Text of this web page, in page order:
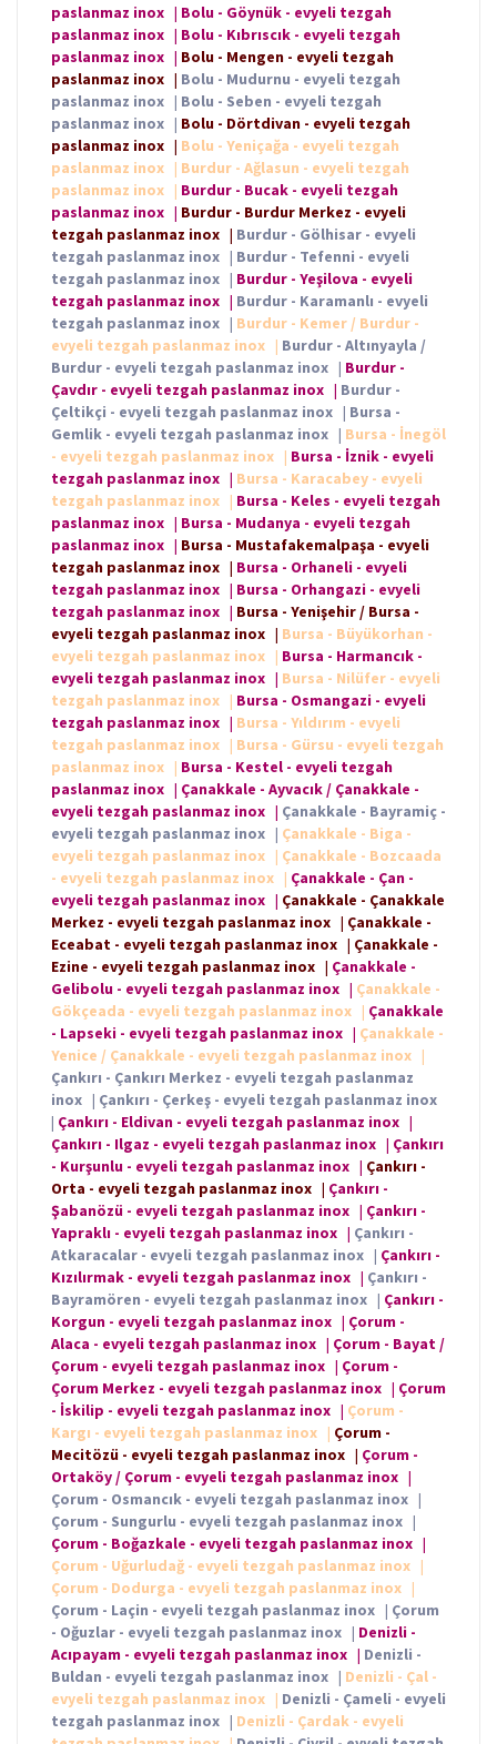
paslanmaz inox | Bolu - Göynük - evyeli tezgah
paslanmaz inox | Bolu - Kıbrıscık - evyeli tezgah
paslanmaz inox | Bolu - Mengen - evyeli tezgah
paslanmaz inox | Bolu - Mudurnu - evyeli tezgah
paslanmaz inox | Bolu - Seben - evyeli tezgah
paslanmaz inox | Bolu - Dörtdivan - evyeli tezgah
paslanmaz inox | Bolu - Yeniçağa - evyeli tezgah
paslanmaz inox | Burdur - Ağlasun - evyeli tezgah
paslanmaz inox | Burdur - Bucak - evyeli tezgah
paslanmaz inox | Burdur - Burdur Merkez - evyeli
tezgah paslanmaz inox | Burdur - Gölhisar - evyeli
tezgah paslanmaz inox | Burdur - Tefenni - evyeli
tezgah paslanmaz inox | Burdur - Yeşilova - evyeli
tezgah paslanmaz inox | Burdur - Karamanlı - evyeli
tezgah paslanmaz inox | Burdur - Kemer / Burdur -
evyeli tezgah paslanmaz inox | Burdur - Altınyayla /
Burdur - evyeli tezgah paslanmaz inox | Burdur -
Çavdır - evyeli tezgah paslanmaz inox | Burdur -
Çeltikçi - evyeli tezgah paslanmaz inox | Bursa -
Gemlik - evyeli tezgah paslanmaz inox | Bursa - İnegöl
- evyeli tezgah paslanmaz inox | Bursa - İznik - evyeli
tezgah paslanmaz inox | Bursa - Karacabey - evyeli
tezgah paslanmaz inox | Bursa - Keles - evyeli tezgah
paslanmaz inox | Bursa - Mudanya - evyeli tezgah
paslanmaz inox | Bursa - Mustafakemalpaşa - evyeli
tezgah paslanmaz inox | Bursa - Orhaneli - evyeli
tezgah paslanmaz inox | Bursa - Orhangazi - evyeli
tezgah paslanmaz inox | Bursa - Yenişehir / Bursa -
evyeli tezgah paslanmaz inox | Bursa - Büyükorhan -
evyeli tezgah paslanmaz inox | Bursa - Harmancık -
evyeli tezgah paslanmaz inox | Bursa - Nilüfer - evyeli
tezgah paslanmaz inox | Bursa - Osmangazi - evyeli
tezgah paslanmaz inox | Bursa - Yıldırım - evyeli
tezgah paslanmaz inox | Bursa - Gürsu - evyeli tezgah
paslanmaz inox | Bursa - Kestel - evyeli tezgah
paslanmaz inox | Çanakkale - Ayvacık / Çanakkale -
evyeli tezgah paslanmaz inox | Çanakkale - Bayramiç -
evyeli tezgah paslanmaz inox | Çanakkale - Biga -
evyeli tezgah paslanmaz inox | Çanakkale - Bozcaada
- evyeli tezgah paslanmaz inox | Çanakkale - Çan -
evyeli tezgah paslanmaz inox | Çanakkale - Çanakkale
Merkez - evyeli tezgah paslanmaz inox | Çanakkale -
Eceabat - evyeli tezgah paslanmaz inox | Çanakkale -
Ezine - evyeli tezgah paslanmaz inox | Çanakkale -
Gelibolu - evyeli tezgah paslanmaz inox | Çanakkale -
Gökçeada - evyeli tezgah paslanmaz inox | Çanakkale
- Lapseki - evyeli tezgah paslanmaz inox | Çanakkale -
Yenice / Çanakkale - evyeli tezgah paslanmaz inox |
Çankırı - Çankırı Merkez - evyeli tezgah paslanmaz
inox | Çankırı - Çerkeş - evyeli tezgah paslanmaz inox
| Çankırı - Eldivan - evyeli tezgah paslanmaz inox |
Çankırı - Ilgaz - evyeli tezgah paslanmaz inox | Çankırı
- Kurşunlu - evyeli tezgah paslanmaz inox | Çankırı -
Orta - evyeli tezgah paslanmaz inox | Çankırı -
Şabanözü - evyeli tezgah paslanmaz inox | Çankırı -
Yapraklı - evyeli tezgah paslanmaz inox | Çankırı -
Atkaracalar - evyeli tezgah paslanmaz inox | Çankırı -
Kızılırmak - evyeli tezgah paslanmaz inox | Çankırı -
Bayramören - evyeli tezgah paslanmaz inox | Çankırı -
Korgun - evyeli tezgah paslanmaz inox | Çorum -
Alaca - evyeli tezgah paslanmaz inox | Çorum - Bayat /
Çorum - evyeli tezgah paslanmaz inox | Çorum -
Çorum Merkez - evyeli tezgah paslanmaz inox | Çorum
- İskilip - evyeli tezgah paslanmaz inox | Çorum -
Kargı - evyeli tezgah paslanmaz inox | Çorum -
Mecitözü - evyeli tezgah paslanmaz inox | Çorum -
Ortaköy / Çorum - evyeli tezgah paslanmaz inox |
Çorum - Osmancık - evyeli tezgah paslanmaz inox |
Çorum - Sungurlu - evyeli tezgah paslanmaz inox |
Çorum - Boğazkale - evyeli tezgah paslanmaz inox |
Çorum - Uğurludağ - evyeli tezgah paslanmaz inox |
Çorum - Dodurga - evyeli tezgah paslanmaz inox |
Çorum - Laçin - evyeli tezgah paslanmaz inox | Çorum
- Oğuzlar - evyeli tezgah paslanmaz inox | Denizli -
Acıpayam - evyeli tezgah paslanmaz inox | Denizli -
Buldan - evyeli tezgah paslanmaz inox | Denizli - Çal -
evyeli tezgah paslanmaz inox | Denizli - Çameli - evyeli
tezgah paslanmaz inox | Denizli - Çardak - evyeli